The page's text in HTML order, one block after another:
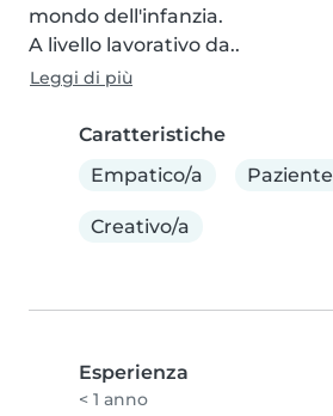
mondo dell'infanzia.
A livello lavorativo da..
Leggi di più
Caratteristiche
Empatico/a
Paziente
Creativo/a
Esperienza
< 1 anno